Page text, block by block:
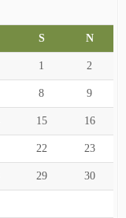
S N
1 2
8 9
15 16
22 23
29 30